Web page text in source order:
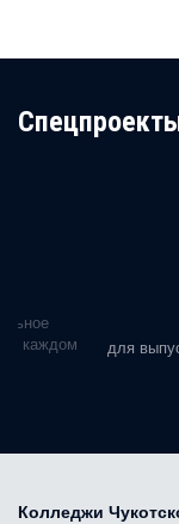
в каждом
для
Колледжи